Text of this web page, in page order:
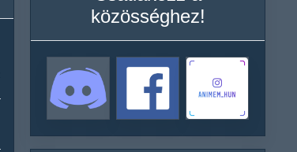
közösséghez!